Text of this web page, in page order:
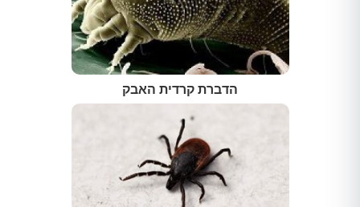
הדברת קרדית האבק